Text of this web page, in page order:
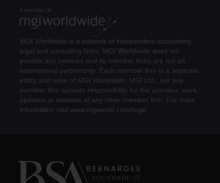
MGI Worldwide is a network of independent accounting,
legal and consulting firms. MGI Worldwide does not
provide any services and its member firms are not an
international partnership. Each member firm is a separate
entity and none of MGI Worldwide, MGI Ltd., nor any
member firm accepts responsibility for the activities, work,
opinions or services of any other member firm. For more
information visit www.mgiworld.com/legal